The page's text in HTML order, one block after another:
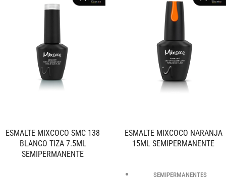
ESMALTE MIXCOCO SMC 138
BLANCO TIZA 7.5ML
SEMIPERMANENTE
ESMALTE MIXCOCO NARANJA
15ML SEMIPERMANENTE
SEMIPERMANENTES